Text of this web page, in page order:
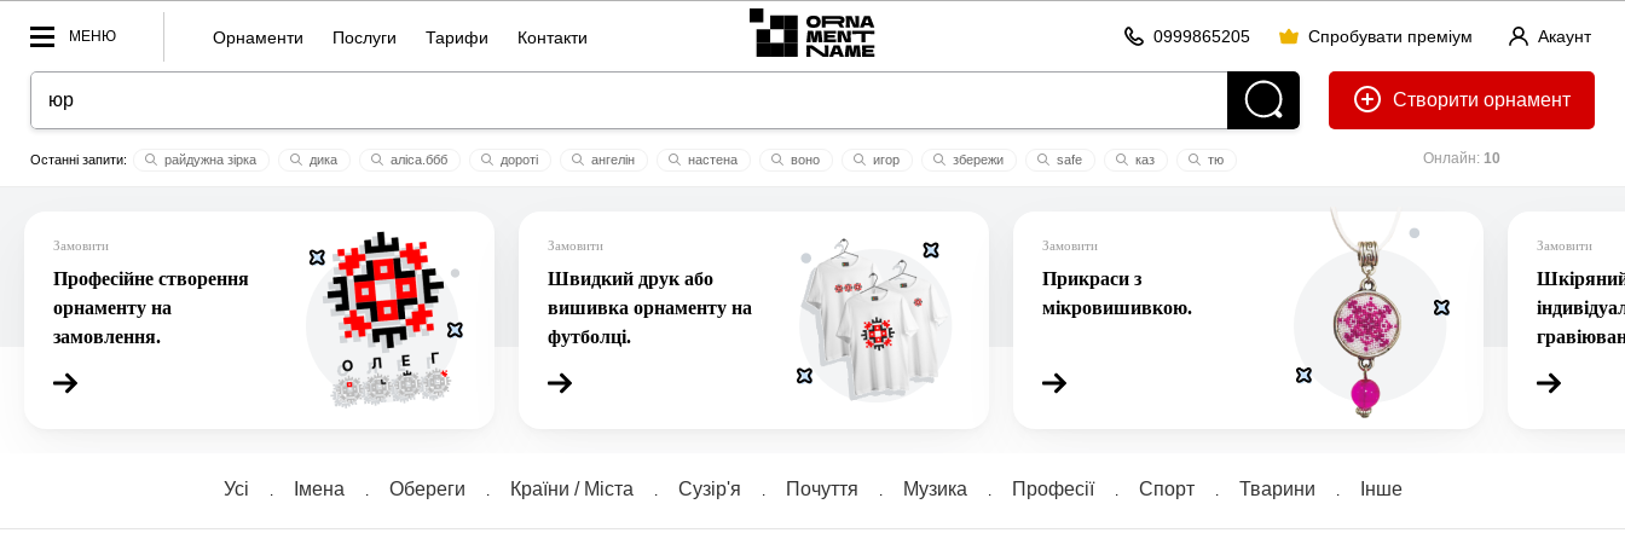
МЕНЮ Орнаменти Послуги Тарифи Контакти Акаунт
0999865205 Спробувати преміум
Створити
Онлайн: 10
райдужна зірка дика аліса.ббб доротi ангелін настена воно игор збережи safe каз
тю
Замовити
Професійне створення
орнаменту на
замовлення.
Замовити
Швидкий друк або
вишивка орнаменту на
футболці.
Замовити
Прикраси з
мікровишивкою.
Замовити
Шкіряний
Усі Імена Обереги Країни / Міста Сузiр'я Почуття Музика Професії Спорт Тварини Інше